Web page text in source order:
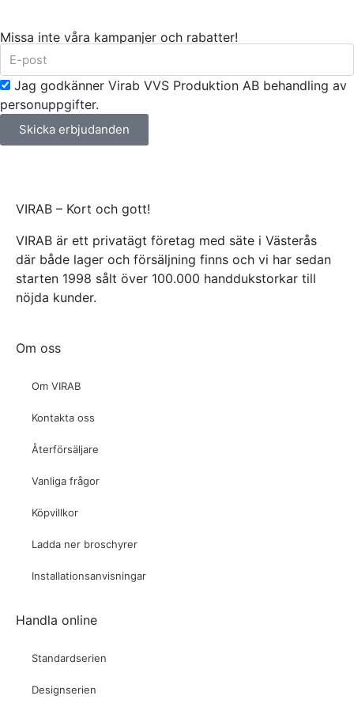
Missa inte våra kampanjer och rabatter!
Jag godkänner Virab VVS Produktion AB behandling av
personuppgifter.
Skicka erbjudanden
VIRAB – Kort och gott!
VIRAB är ett privatägt företag med säte i Västerås
där både lager och försäljning finns och vi har sedan
starten 1998 sålt över 100.000 handdukstorkar till
nöjda kunder.
Om oss
Om VIRAB
Kontakta oss
Återförsäljare
Vanliga frågor
Köpvillkor
Ladda ner broschyrer
Installationsanvisningar
Handla online
Standardserien
Designserien